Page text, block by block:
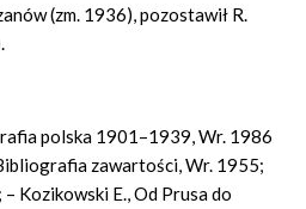
(zm. 1936), pozostawił R.
polska 1901–1939, Wr. 1986
zawartości, Wr. 1955;
– Kozikowski E., Od Prusa do